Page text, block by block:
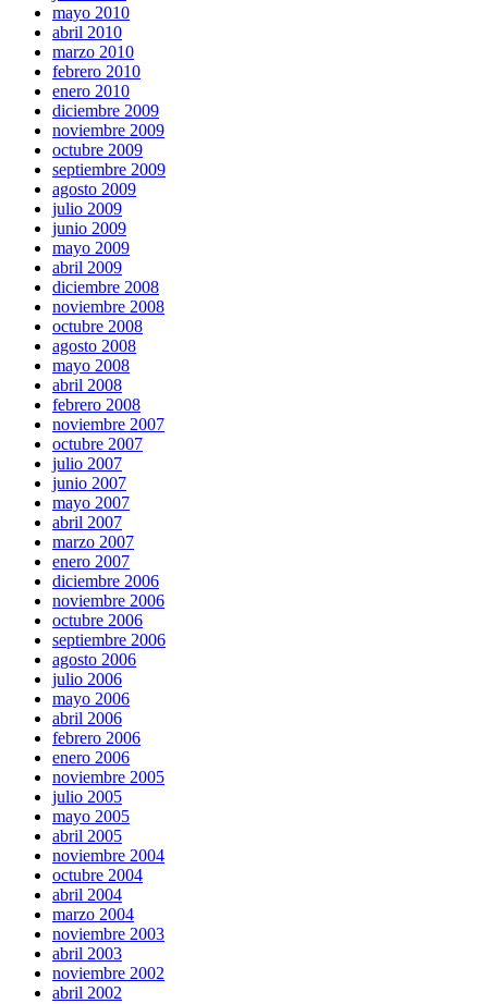
mayo 2010
abril 2010
marzo 2010
febrero 2010
enero 2010
diciembre 2009
noviembre 2009
octubre 2009
septiembre 2009
agosto 2009
julio 2009
junio 2009
mayo 2009
abril 2009
diciembre 2008
noviembre 2008
octubre 2008
agosto 2008
mayo 2008
abril 2008
febrero 2008
noviembre 2007
octubre 2007
julio 2007
junio 2007
mayo 2007
abril 2007
marzo 2007
enero 2007
diciembre 2006
noviembre 2006
octubre 2006
septiembre 2006
agosto 2006
julio 2006
mayo 2006
abril 2006
febrero 2006
enero 2006
noviembre 2005
julio 2005
mayo 2005
abril 2005
noviembre 2004
octubre 2004
abril 2004
marzo 2004
noviembre 2003
abril 2003
noviembre 2002
abril 2002